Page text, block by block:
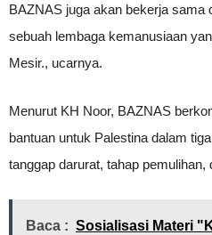
BAZNAS juga akan bekerja sama
sebuah lembaga kemanusiaan
Mesir., ucarnya.
Menurut KH Noor, BAZNAS
bantuan untuk Palestina dalam
tanggap darurat, tahap
Baca : Sosialisasi Materi